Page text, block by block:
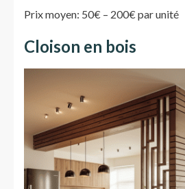
Prix moyen: 50€ – 200€ par unité
Cloison en bois